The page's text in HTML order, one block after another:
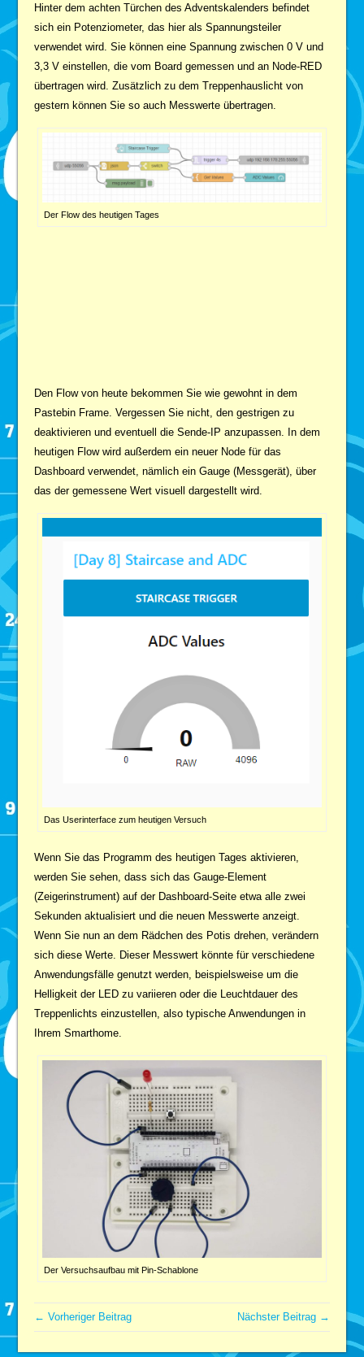
Hinter dem achten Türchen des Adventskalenders befindet
sich ein Potenziometer, das hier als Spannungsteiler
verwendet wird. Sie können eine Spannung zwischen 0 V und
3,3 V einstellen, die vom Board gemessen und an Node-RED
übertragen wird. Zusätzlich zu dem Treppenhauslicht von
gestern können Sie so auch Messwerte übertragen.
Der Flow des heutigen Tages
Den Flow von heute bekommen Sie wie gewohnt in dem
Pastebin Frame. Vergessen Sie nicht, den gestrigen zu
deaktivieren und eventuell die Sende-IP anzupassen. In dem
heutigen Flow wird außerdem ein neuer Node für das
Dashboard verwendet, nämlich ein Gauge (Messgerät), über
das der gemessene Wert visuell dargestellt wird.
Das Userinterface zum heutigen Versuch
Wenn Sie das Programm des heutigen Tages aktivieren,
werden Sie sehen, dass sich das Gauge-Element
(Zeigerinstrument) auf der Dashboard-Seite etwa alle zwei
Sekunden aktualisiert und die neuen Messwerte anzeigt.
Wenn Sie nun an dem Rädchen des Potis drehen, verändern
sich diese Werte. Dieser Messwert könnte für verschiedene
Anwendungsfälle genutzt werden, beispielsweise um die
Helligkeit der LED zu variieren oder die Leuchtdauer des
Treppenlichts einzustellen, also typische Anwendungen in
Ihrem Smarthome.
Der Versuchsaufbau mit Pin-Schablone
← Vorheriger Beitrag Nächster Beitrag →